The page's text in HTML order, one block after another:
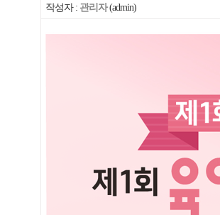
작성자 : 관리자(admin)